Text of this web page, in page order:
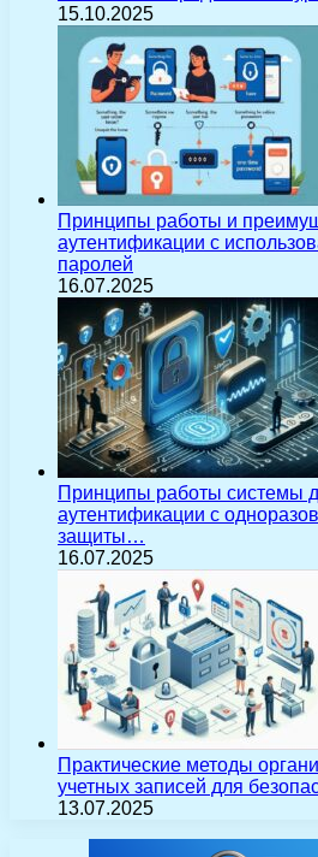
15.10.2025
Принципы работы и
аутентификации с
паролей
16.07.2025
Принципы работы системы
аутентификации с
защиты…
16.07.2025
Практические методы
учетных записей для
13.07.2025